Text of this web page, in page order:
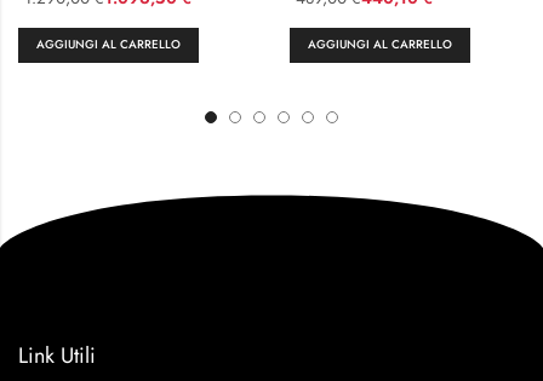
AGGIUNGI AL CARRELLO AGGIUNGI AL CARRELLO
Link Utili